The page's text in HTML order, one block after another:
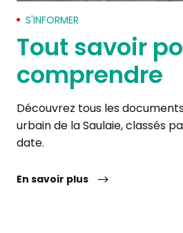
S'INFORMER
Tout savoir
comprendre
Découvrez tous les
urbain de la Saulaie, classés
date.
En savoir plus